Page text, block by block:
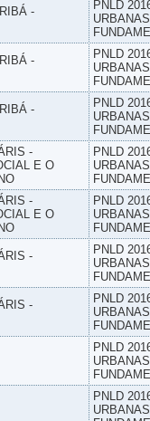
-
PNLD
-
PNLD
-
PNLD
-
E O
PNLD
-
E O
PNLD
-
PNLD
-
PNLD
PNLD
PNLD